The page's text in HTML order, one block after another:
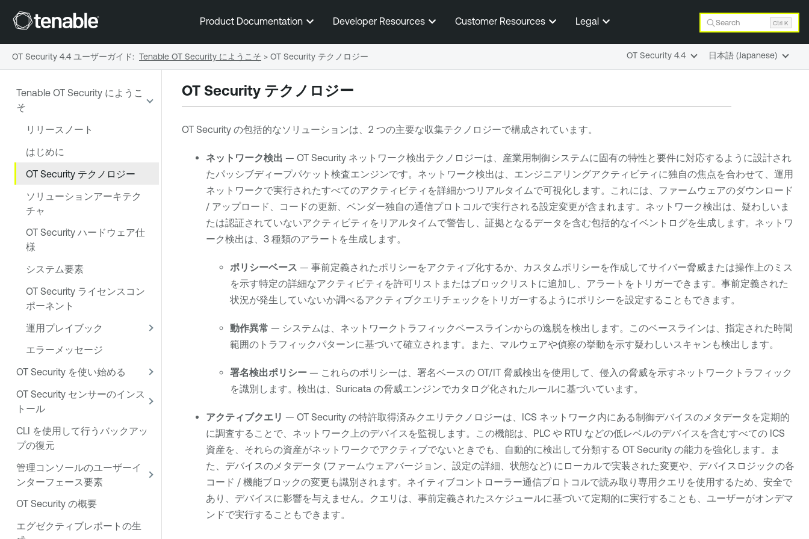
メインコンテンツに移動する
Product Documentation Developer Resources Customer Resources Legal Search Ctrl K
Tenable OT Security にようこ
そ
リリースノート
はじめに
OT Security テクノロジー
ソリューションアーキテク
チャ
OT Security ハードウェア仕
様
システム要素
OT Security ライセンスコン
ポーネント
運用プレイブック
エラーメッセージ
OT Security を使い始める
OT Security センサーのインス
トール
CLI を使用して行うバックアッ
プの復元
管理コンソールのユーザーイ
ンターフェース要素
OT Security の概要
エグゼクティブレポートの生
OT Securityテクノロジー
OT Securityの包括的なソリューションは、2 つの主要な収集テクノロジーで構成されています。
ネットワーク検出 — OT Securityネットワーク検出テクノロジーは、産業用制御システムに固有の特性と要件に対応するように設計され
たパッシブディープパケット検査エンジンです。ネットワーク検出は、エンジニアリングアクティビティに独自の焦点を合わせて、運用
ネットワークで実行されたすべてのアクティビティを詳細かつリアルタイムで可視化します。これには、ファームウェアのダウンロード
/ アップロード、コードの更新、ベンダー独自の通信プロトコルで実行される設定変更が含まれます。ネットワーク検出は、疑わしいま
たは認証されていないアクティビティをリアルタイムで警告し、証拠となるデータを含む包括的なイベントログを生成します。ネットワ
ーク検出は、3 種類のアラートを生成します。
ポリシーベース — 事前定義されたポリシーをアクティブ化するか、カスタムポリシーを作成してサイバー脅威または操作上のミス
を示す特定の詳細なアクティビティを許可リストまたはブロックリストに追加し、アラートをトリガーできます。事前定義された
状況が発生していないか調べるアクティブクエリチェックをトリガーするようにポリシーを設定することもできます。
動作異常 — システムは、ネットワークトラフィックベースラインからの逸脱を検出します。このベースラインは、指定された時間
範囲のトラフィックパターンに基づいて確立されます。また、マルウェアや偵察の挙動を示す疑わしいスキャンも検出します。
署名検出ポリシー— これらのポリシーは、署名ベースの OT/IT 脅威検出を使用して、侵入の脅威を示すネットワークトラフィック
を識別します。検出は、Suricata の脅威エンジンでカタログ化されたルールに基づいています。
アクティブクエリ — OT Securityの特許取得済みクエリテクノロジーは、ICS ネットワーク内にある制御デバイスのメタデータを定期的
に調査することで、ネットワーク上のデバイスを監視します。この機能は、PLC や RTU などの低レベルのデバイスを含むすべての ICS
資産を、それらの資産がネットワークでアクティブでないときでも、自動的に検出して分類する OT Securityの能力を強化します。ま
た、デバイスのメタデータ (ファームウェアバージョン、設定の詳細、状態など) にローカルで実装された変更や、デバイスロジックの各
コード / 機能ブロックの変更も識別されます。ネイティブコントローラー通信プロトコルで読み取り専用クエリを使用するため、安全で
あり、デバイスに影響を与えません。クエリは、事前定義されたスケジュールに基づいて定期的に実行することも、ユーザーがオンデマ
ンドで実行することもできます。
OT Security 4.4 ユーザーガイド: Tenable OT Security にようこそ > OT Security テクノロジー OT Security 4.4 日本語 (Japanese)